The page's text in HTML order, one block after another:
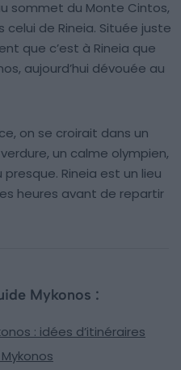
sommet du Monte Cintos,
de Rineia. Située juste
que c’est à Rineia que
aujourd’hui dévouée au
on se croirait dans un
un calme olympien,
Rineia est un lieu
heures avant de repartir
Mykonos :
: idées d’itinéraires